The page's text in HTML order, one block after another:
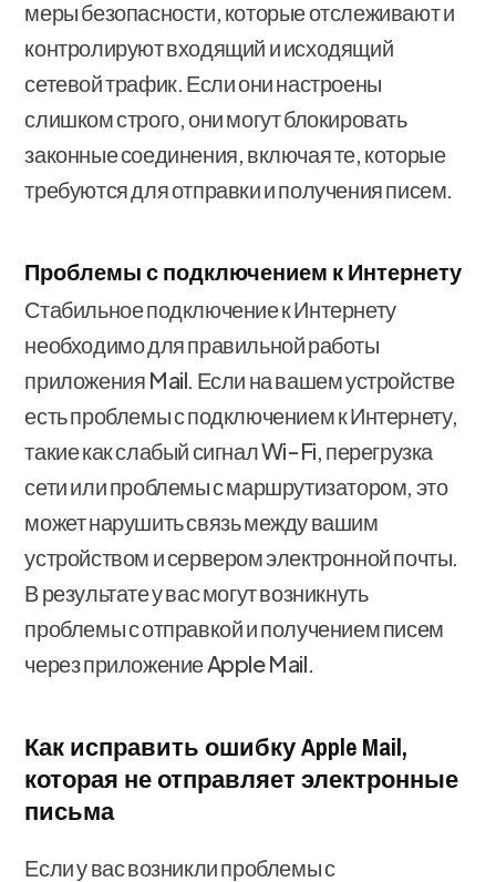
меры безопасности, которые отслеживают и
контролируют входящий и исходящий
сетевой трафик. Если они настроены
слишком строго, они могут блокировать
законные соединения, включая те, которые
требуются для отправки и получения писем.
Проблемы с подключением к Интернету
Стабильное подключение к Интернету
необходимо для правильной работы
приложения Mail. Если на вашем устройстве
есть проблемы с подключением к Интернету,
такие как слабый сигнал Wi-Fi, перегрузка
сети или проблемы с маршрутизатором, это
может нарушить связь между вашим
устройством и сервером электронной почты.
В результате у вас могут возникнуть
проблемы с отправкой и получением писем
через приложение Apple Mail.
Как исправить ошибку Apple Mail,
которая не отправляет электронные
письма
Если у вас возникли проблемы с